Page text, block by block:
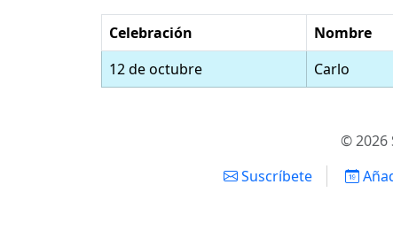
Celebración Nombre
12 de octubre
Carlo
© 2026
Suscríbete